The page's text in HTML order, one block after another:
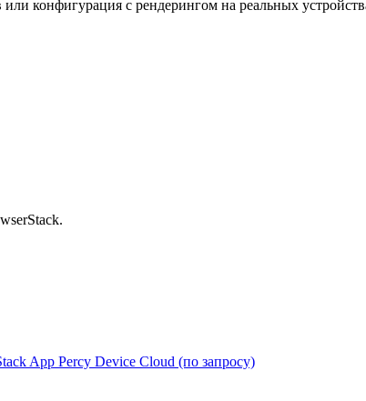
конфигурация с рендерингом на реальных
App Percy Device Cloud (по запросу)